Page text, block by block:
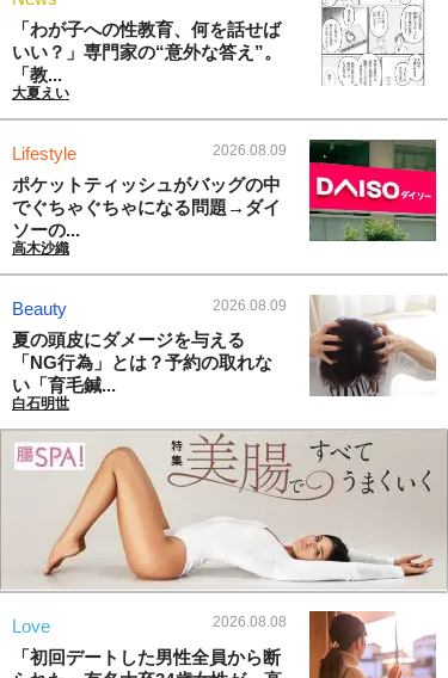
「わが子への性教育、何を話せば
いい？」専門家の“意外な答え”。
「教...
大夏えい
Lifestyle 2026.08.09
ポケットティッシュがバッグの中
でぐちゃぐちゃになる問題→ダイ
ソーの...
高木沙織
Beauty 2026.08.09
夏の頭皮にダメージを与える
「NG行為」とは？予約の取れな
い「育毛鍼...
白石明世
Love 2026.08.08
「初回デートした男性全員から断